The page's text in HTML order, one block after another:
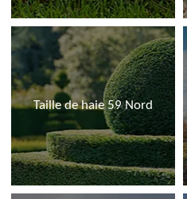
Taille de haie 59 Nord